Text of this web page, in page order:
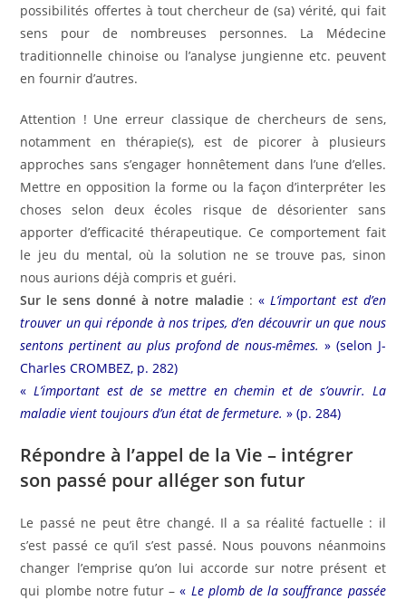
possibilités offertes à tout chercheur de (sa) vérité, qui fait
sens pour de nombreuses personnes. La Médecine
traditionnelle chinoise ou l’analyse jungienne etc. peuvent
en fournir d’autres.
Attention ! Une erreur classique de chercheurs de sens,
notamment en thérapie(s), est de picorer à plusieurs
approches sans s’engager honnêtement dans l’une d’elles.
Mettre en opposition la forme ou la façon d’interpréter les
choses selon deux écoles risque de désorienter sans
apporter d’efficacité thérapeutique. Ce comportement fait
le jeu du mental, où la solution ne se trouve pas, sinon
nous aurions déjà compris et guéri.
Sur le sens donné à notre maladie: « L’important est d’en
trouver un qui réponde à nos tripes, d’en découvrir un que nous
sentons pertinent au plus profond de nous-mêmes. » (selon J-
Charles CROMBEZ, p. 282)
« L’important est de se mettre en chemin et de s’ouvrir. La
maladie vient toujours d’un état de fermeture. » (p. 284)
Répondre à l’appel de la Vie – intégrer
son passé pour alléger son futur
Le passé ne peut être changé. Il a sa réalité factuelle : il
s’est passé ce qu’il s’est passé. Nous pouvons néanmoins
changer l’emprise qu’on lui accorde sur notre présent et
qui plombe notre futur –« Le plomb de la souffrance passée